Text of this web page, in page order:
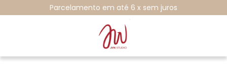
Parcelamento em até 6 x sem juros